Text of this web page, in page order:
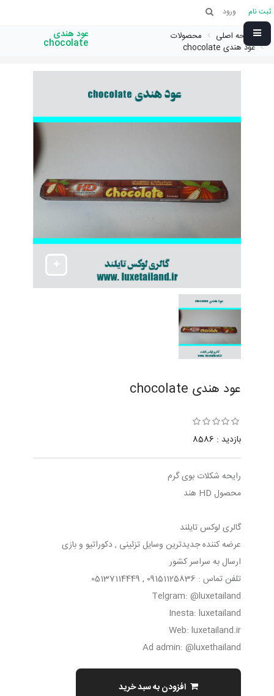
ثبت نام ورود
صفحه اصلی
محصولات
عود هندی chocolate
عود هندی
chocolate
عود هندی chocolate
بازدید : 8586
رایحه شکلات بوی گرم
محصول HD هند
گالری لوکس تایلند
عرضه کننده جدیدترین وسایل تزئینی , دکوراتیو و بازی
ارسال به سراسر کشور
تلفن تماس : 09151125836 , 05137114449
Telgram: @luxetailand
Inesta: luxetailand
Web: luxetailand.ir
Ad admin: @luxethailand
افزودن به سبد خرید